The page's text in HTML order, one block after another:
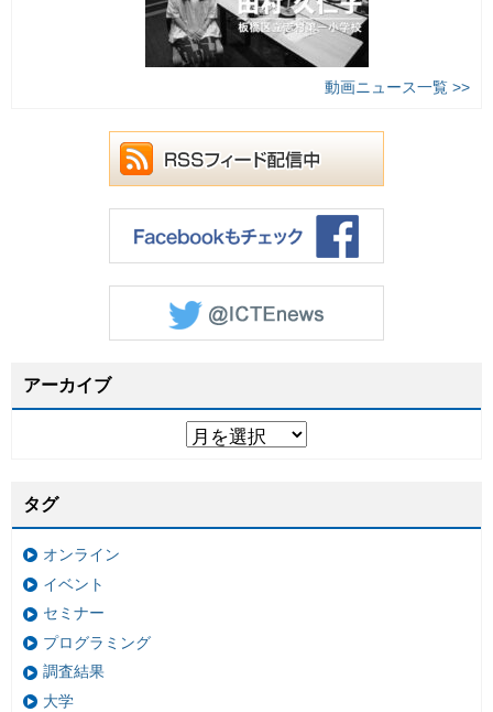
動画ニュース一覧 >>
アーカイブ
タグ
オンライン
イベント
セミナー
プログラミング
調査結果
大学